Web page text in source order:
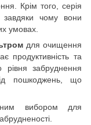
Крім того, серія
завдяки чому вони
умовах.
для очищення
продуктивність та
рівня забруднення
пошкоджень, що
вибором для